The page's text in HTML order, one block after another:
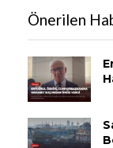
Önerilen